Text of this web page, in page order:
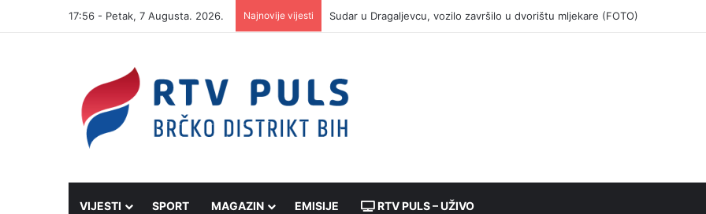
17:56 - Petak, 7 Augusta. 2026. Najnovije vijesti
VIJESTI SPORT MAGAZIN EMISIJE RTV PULS – UŽIVO